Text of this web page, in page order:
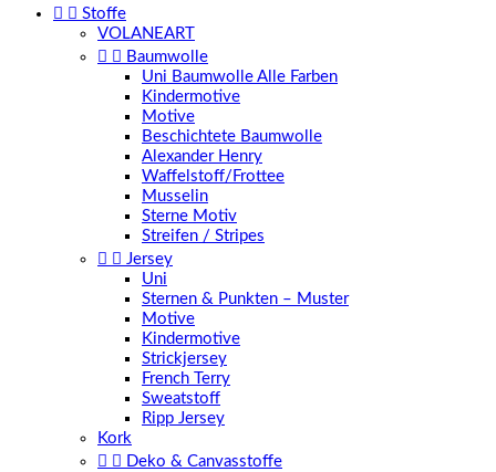
  Stoffe
VOLANEART
  Baumwolle
Uni Baumwolle Alle Farben
Kindermotive
Motive
Beschichtete Baumwolle
Alexander Henry
Waffelstoff/Frottee
Musselin
Sterne Motiv
Streifen / Stripes
  Jersey
Uni
Sternen & Punkten – Muster
Motive
Kindermotive
Strickjersey
French Terry
Sweatstoff
Ripp Jersey
Kork
  Deko & Canvasstoffe